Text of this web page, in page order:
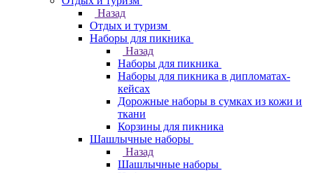
Назад
Отдых и туризм
Наборы для пикника
Назад
Наборы для пикника
Наборы для пикника в дипломатах-
кейсах
Дорожные наборы в сумках из кожи и
ткани
Корзины для пикника
Шашлычные наборы
Назад
Шашлычные наборы